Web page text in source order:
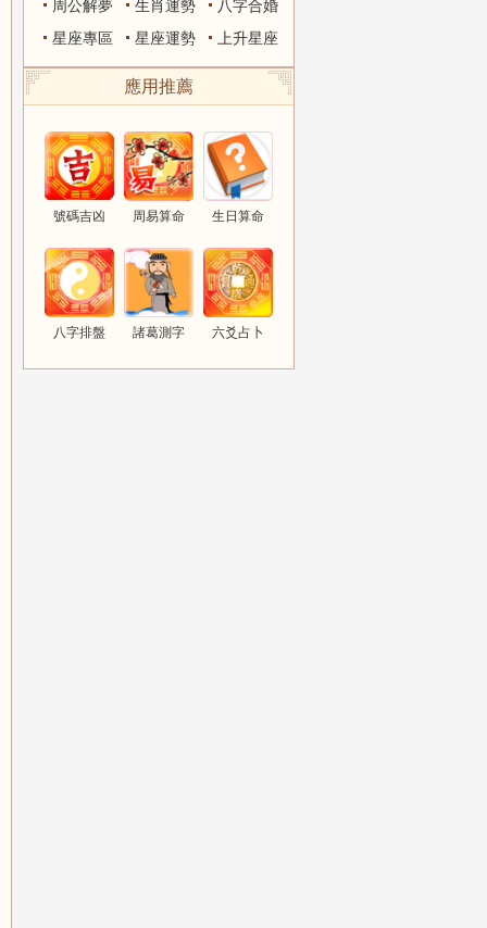
周公解夢 生肖運勢
八字合婚
星座專區
星座運勢 上升星座
應用推薦
號碼吉凶 周易算命 生日算命
八字排盤 諸葛測字 六爻占卜